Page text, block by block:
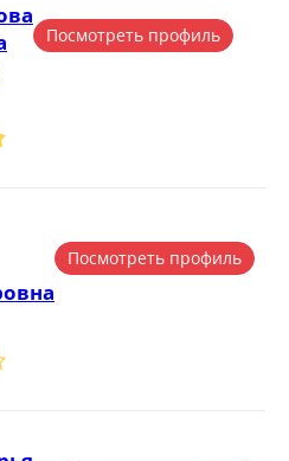
Посмотреть профиль
Посмотреть профиль